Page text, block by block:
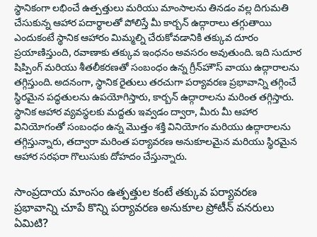
స్థానికంగా లభించే ఉత్పత్తులు మరియు మాంసాలను తినడం వల్ల దిగుమతి
చేసుకున్న ఆహార పదార్థాలతో పోలిస్తే మీ కార్బన్ ఉద్గారాలు తగ్గుతాయి
ఎందుకంటే స్థానిక ఆహారం మిమ్మల్ని చేరుకోవడానికి తక్కువ దూరం
ప్రయాణిస్తుంది, రవాణాకు తక్కువ ఇంధనం అవసరం అవుతుంది. ఇది సుదూర
షిప్పింగ్ మరియు శీతలీకరణతో సంబంధం ఉన్న గ్రీన్‌హౌస్ వాయు ఉద్గారాలను
తగ్గిస్తుంది. అదనంగా, స్థానిక రైతులు తరచుగా పర్యావరణ ప్రభావాన్ని తగ్గించే
స్థిరమైన పద్ధతులను ఉపయోగిస్తారు, కార్బన్ ఉద్గారాలను మరింత తగ్గిస్తారు.
స్థానిక ఆహార వ్యవస్థలకు మద్దతు ఇవ్వడం ద్వారా, మీరు మీ ఆహార
వినియోగంతో సంబంధం ఉన్న మొత్తం శక్తి వినియోగం మరియు ఉద్గారాలను
తగ్గిస్తున్నారు, తద్వారా మరింత పర్యావరణ అనుకూలమైన మరియు స్థిరమైన
ఆహార సరఫరా గొలుసుకు దోహదం చేస్తున్నారు.
సాంప్రదాయ మాంసం ఉత్పత్తుల కంటే తక్కువ పర్యావరణ
ప్రభావాన్ని చూపే కొన్ని పర్యావరణ అనుకూల ప్రోటీన్ వనరులు
ఏమిటి?